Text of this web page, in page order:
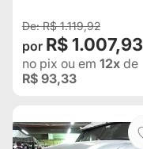
R$ 1.119,92
R$ 1.007,93
no pix ou em 12x de
R$ 93,33